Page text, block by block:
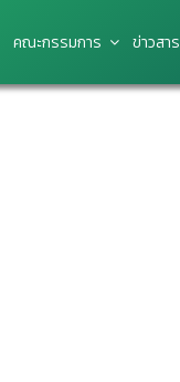
คณะกรรมการ ข่าว​สาร